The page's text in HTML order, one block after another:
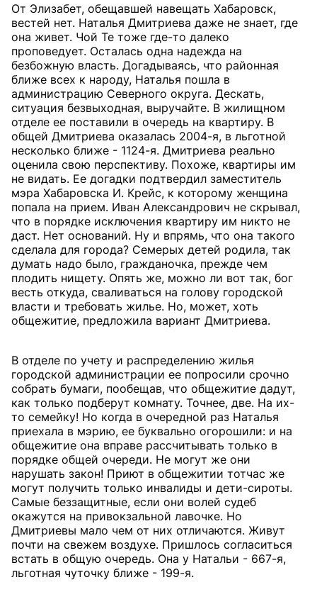
От Элизабет, обещавшей навещать Хабаровск,
вестей нет. Наталья Дмитриева даже не знает, где
она живет. Чой Те тоже где-то далеко
проповедует. Осталась одна надежда на
безбожную власть. Догадываясь, что районная
ближе всех к народу, Наталья пошла в
администрацию Северного округа. Дескать,
ситуация безвыходная, выручайте. В жилищном
отделе ее поставили в очередь на квартиру. В
общей Дмитриева оказалась 2004-я, в льготной
несколько ближе - 1124-я. Дмитриева реально
оценила свою перспективу. Похоже, квартиры им
не видать. Ее догадки подтвердил заместитель
мэра Хабаровска И. Крейс, к которому женщина
попала на прием. Иван Александрович не скрывал,
что в порядке исключения квартиру им никто не
даст. Нет оснований. Ну и впрямь, что она такого
сделала для города? Семерых детей родила, так
думать надо было, гражданочка, прежде чем
плодить нищету. Опять же, можно ли вот так, бог
весть откуда, сваливаться на голову городской
власти и требовать жилье. Но, может, хоть
общежитие, предложила вариант Дмитриева.
В отделе по учету и распределению жилья
городской администрации ее попросили срочно
собрать бумаги, пообещав, что общежитие дадут,
как только подберут комнату. Точнее, две. На их-
то семейку! Но когда в очередной раз Наталья
приехала в мэрию, ее буквально огорошили: и на
общежитие она вправе рассчитывать только в
порядке общей очереди. Не могут же они
нарушать закон! Приют в общежитии тотчас же
могут получить только инвалиды и дети-сироты.
Самые беззащитные, если они волей судеб
окажутся на привокзальной лавочке. Но
Дмитриевы мало чем от них отличаются. Живут
почти на свежем воздухе. Пришлось согласиться
встать в общую очередь. Она у Натальи - 667-я,
льготная чуточку ближе - 199-я.